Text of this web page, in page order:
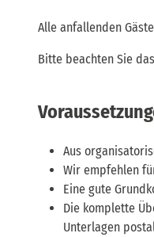
Alle anfallenden
Bitte beachten Sie das
Aus
Wir empfehlen
Eine gute
Die komplette
Unterlagen